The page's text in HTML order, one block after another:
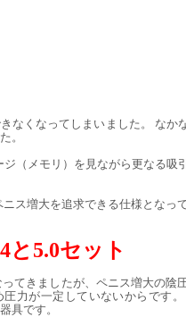
なくなってしまいました。 なか
。
（メモリ）を見ながら更なる吸
ス増大を追求できる仕様となっ
5.0セット
てきましたが、ペニス増大の陰
力が一定していないからです
具です。